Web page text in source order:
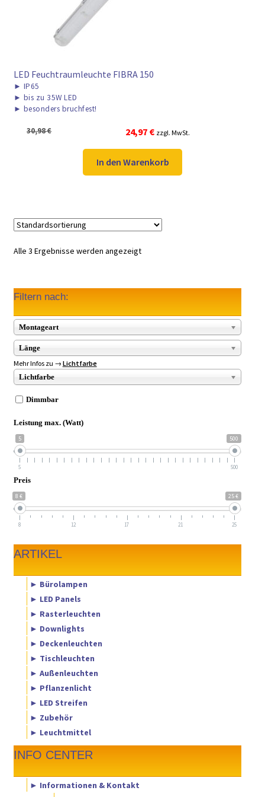
LED Feuchtraumleuchte FIBRA 150
► IP65
► bis zu 35W LED
► besonders bruchfest!
30,98€
Ursprünglicher
Preis
war:
30,98 €
24,97 €Aktueller
Preis
ist:
24,97 €.
zzgl. MwSt.
In den Warenkorb
Alle 3 Ergebnisse werden angezeigt
Filtern nach:
Montageart
Länge
Mehr Infos zu → Lichtfarbe
Lichtfarbe
Dimmbar
Leistung max. (Watt)
5 500
5 500
Preis
8 € 25 €
8 12 17 21 25
ARTIKEL
► Bürolampen
► LED Panels
► Rasterleuchten
► Downlights
► Deckenleuchten
► Tischleuchten
► Außenleuchten
► Pflanzenlicht
► LED Streifen
► Zubehör
► Leuchtmittel
INFO CENTER
► Informationen & Kontakt